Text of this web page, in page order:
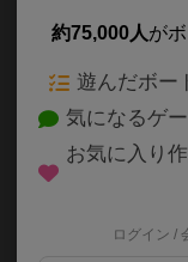
トリスメギスト
約75,000人が
遊んだボー
気になるゲ
お気に入り
ログイン /